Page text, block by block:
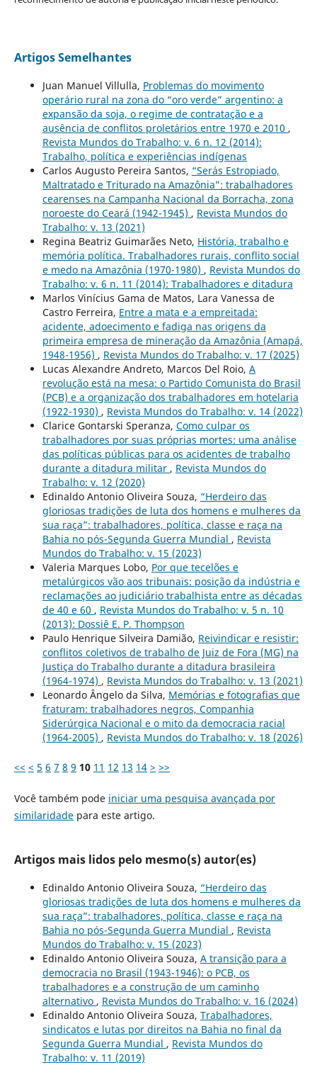
Artigos Semelhantes
Juan Manuel Villulla, Problemas do movimento
operário rural na zona do “oro verde” argentino: a
expansão da soja, o regime de contratação e a
ausência de conflitos proletários entre 1970 e 2010 ,
Revista Mundos do Trabalho: v. 6 n. 12 (2014):
Trabalho, política e experiências indígenas
Carlos Augusto Pereira Santos, “Serás Estropiado,
Maltratado e Triturado na Amazônia”: trabalhadores
cearenses na Campanha Nacional da Borracha, zona
noroeste do Ceará (1942-1945) , Revista Mundos do
Trabalho: v. 13 (2021)
Regina Beatriz Guimarães Neto, História, trabalho e
memória política. Trabalhadores rurais, conflito social
e medo na Amazônia (1970-1980) , Revista Mundos do
Trabalho: v. 6 n. 11 (2014): Trabalhadores e ditadura
Marlos Vinícius Gama de Matos, Lara Vanessa de
Castro Ferreira, Entre a mata e a empreitada:
acidente, adoecimento e fadiga nas origens da
primeira empresa de mineração da Amazônia (Amapá,
1948-1956) , Revista Mundos do Trabalho: v. 17 (2025)
Lucas Alexandre Andreto, Marcos Del Roio, A
revolução está na mesa: o Partido Comunista do Brasil
(PCB) e a organização dos trabalhadores em hotelaria
(1922-1930) , Revista Mundos do Trabalho: v. 14 (2022)
Clarice Gontarski Speranza, Como culpar os
trabalhadores por suas próprias mortes: uma análise
das políticas públicas para os acidentes de trabalho
durante a ditadura militar , Revista Mundos do
Trabalho: v. 12 (2020)
Edinaldo Antonio Oliveira Souza, “Herdeiro das
gloriosas tradições de luta dos homens e mulheres da
sua raça”: trabalhadores, política, classe e raça na
Bahia no pós-Segunda Guerra Mundial , Revista
Mundos do Trabalho: v. 15 (2023)
Valeria Marques Lobo, Por que tecelões e
metalúrgicos vão aos tribunais: posição da indústria e
reclamações ao judiciário trabalhista entre as décadas
de 40 e 60 , Revista Mundos do Trabalho: v. 5 n. 10
(2013): Dossiê E. P. Thompson
Paulo Henrique Silveira Damião, Reivindicar e resistir:
conflitos coletivos de trabalho de Juiz de Fora (MG) na
Justiça do Trabalho durante a ditadura brasileira
(1964-1974) , Revista Mundos do Trabalho: v. 13 (2021)
Leonardo Ângelo da Silva, Memórias e fotografias que
fraturam: trabalhadores negros, Companhia
Siderúrgica Nacional e o mito da democracia racial
(1964-2005) , Revista Mundos do Trabalho: v. 18 (2026)
<< < 5 6 7 8 9 10 11 12 13 14 > >>
Você também pode iniciar uma pesquisa avançada por
similaridadepara este artigo.
Artigos mais lidos pelo mesmo(s) autor(es)
Edinaldo Antonio Oliveira Souza, “Herdeiro das
gloriosas tradições de luta dos homens e mulheres da
sua raça”: trabalhadores, política, classe e raça na
Bahia no pós-Segunda Guerra Mundial , Revista
Mundos do Trabalho: v. 15 (2023)
Edinaldo Antonio Oliveira Souza, A transição para a
democracia no Brasil (1943-1946): o PCB, os
trabalhadores e a construção de um caminho
alternativo , Revista Mundos do Trabalho: v. 16 (2024)
Edinaldo Antonio Oliveira Souza, Trabalhadores,
sindicatos e lutas por direitos na Bahia no final da
Segunda Guerra Mundial , Revista Mundos do
Trabalho: v. 11 (2019)